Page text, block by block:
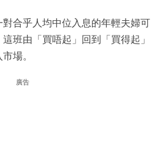
合乎人均中位入息的年輕夫婦可
班由「買唔起」回到「買得起」
場。
廣告